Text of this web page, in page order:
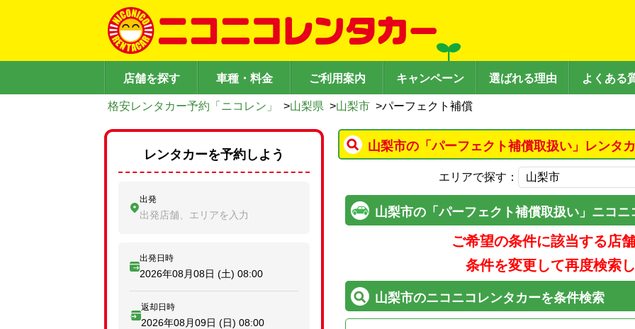
店舗を探す 車種・料金 ご利用案内 キャンペーン 選ばれる理由 よくある
格安レンタカー予約「ニコレン」 >山梨県 >山梨市 >パーフェクト補償
山梨市の「パーフェクト補償取扱い」レンタ
エリアで探す：
山梨市の「パーフェクト補償取扱い」ニコ
ご希望の条件に該当する店
条件を変更して再度検索
山梨市のニコニコレンタカーを条件検索
レンタカーを予約しよう
出発
出発店舗、エリアを入力
出発日時
2026年08月08日 (土) 08:00
返却日時
2026年08月09日 (日) 08:00